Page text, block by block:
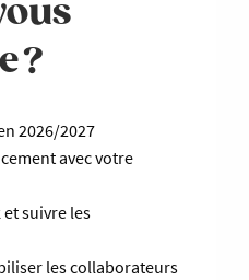
?
2026/2027
avec votre
suivre les
les collaborateurs